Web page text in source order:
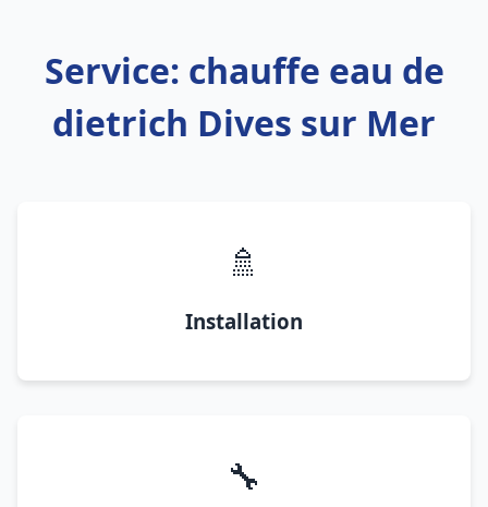
Service: chauffe eau de
dietrich Dives sur Mer
🚿
Installation
🔧